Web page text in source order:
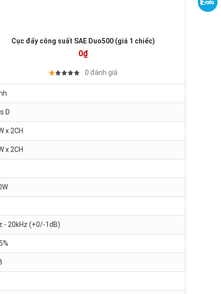
Cục đẩy công suất SAE Duo500 (giá 1 chiếc)
0₫
0 đánh giá
D
x 2CH
x 2CH
- 20kHz (+0/-1dB)